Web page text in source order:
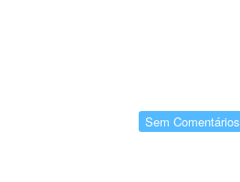
Sem Comentários